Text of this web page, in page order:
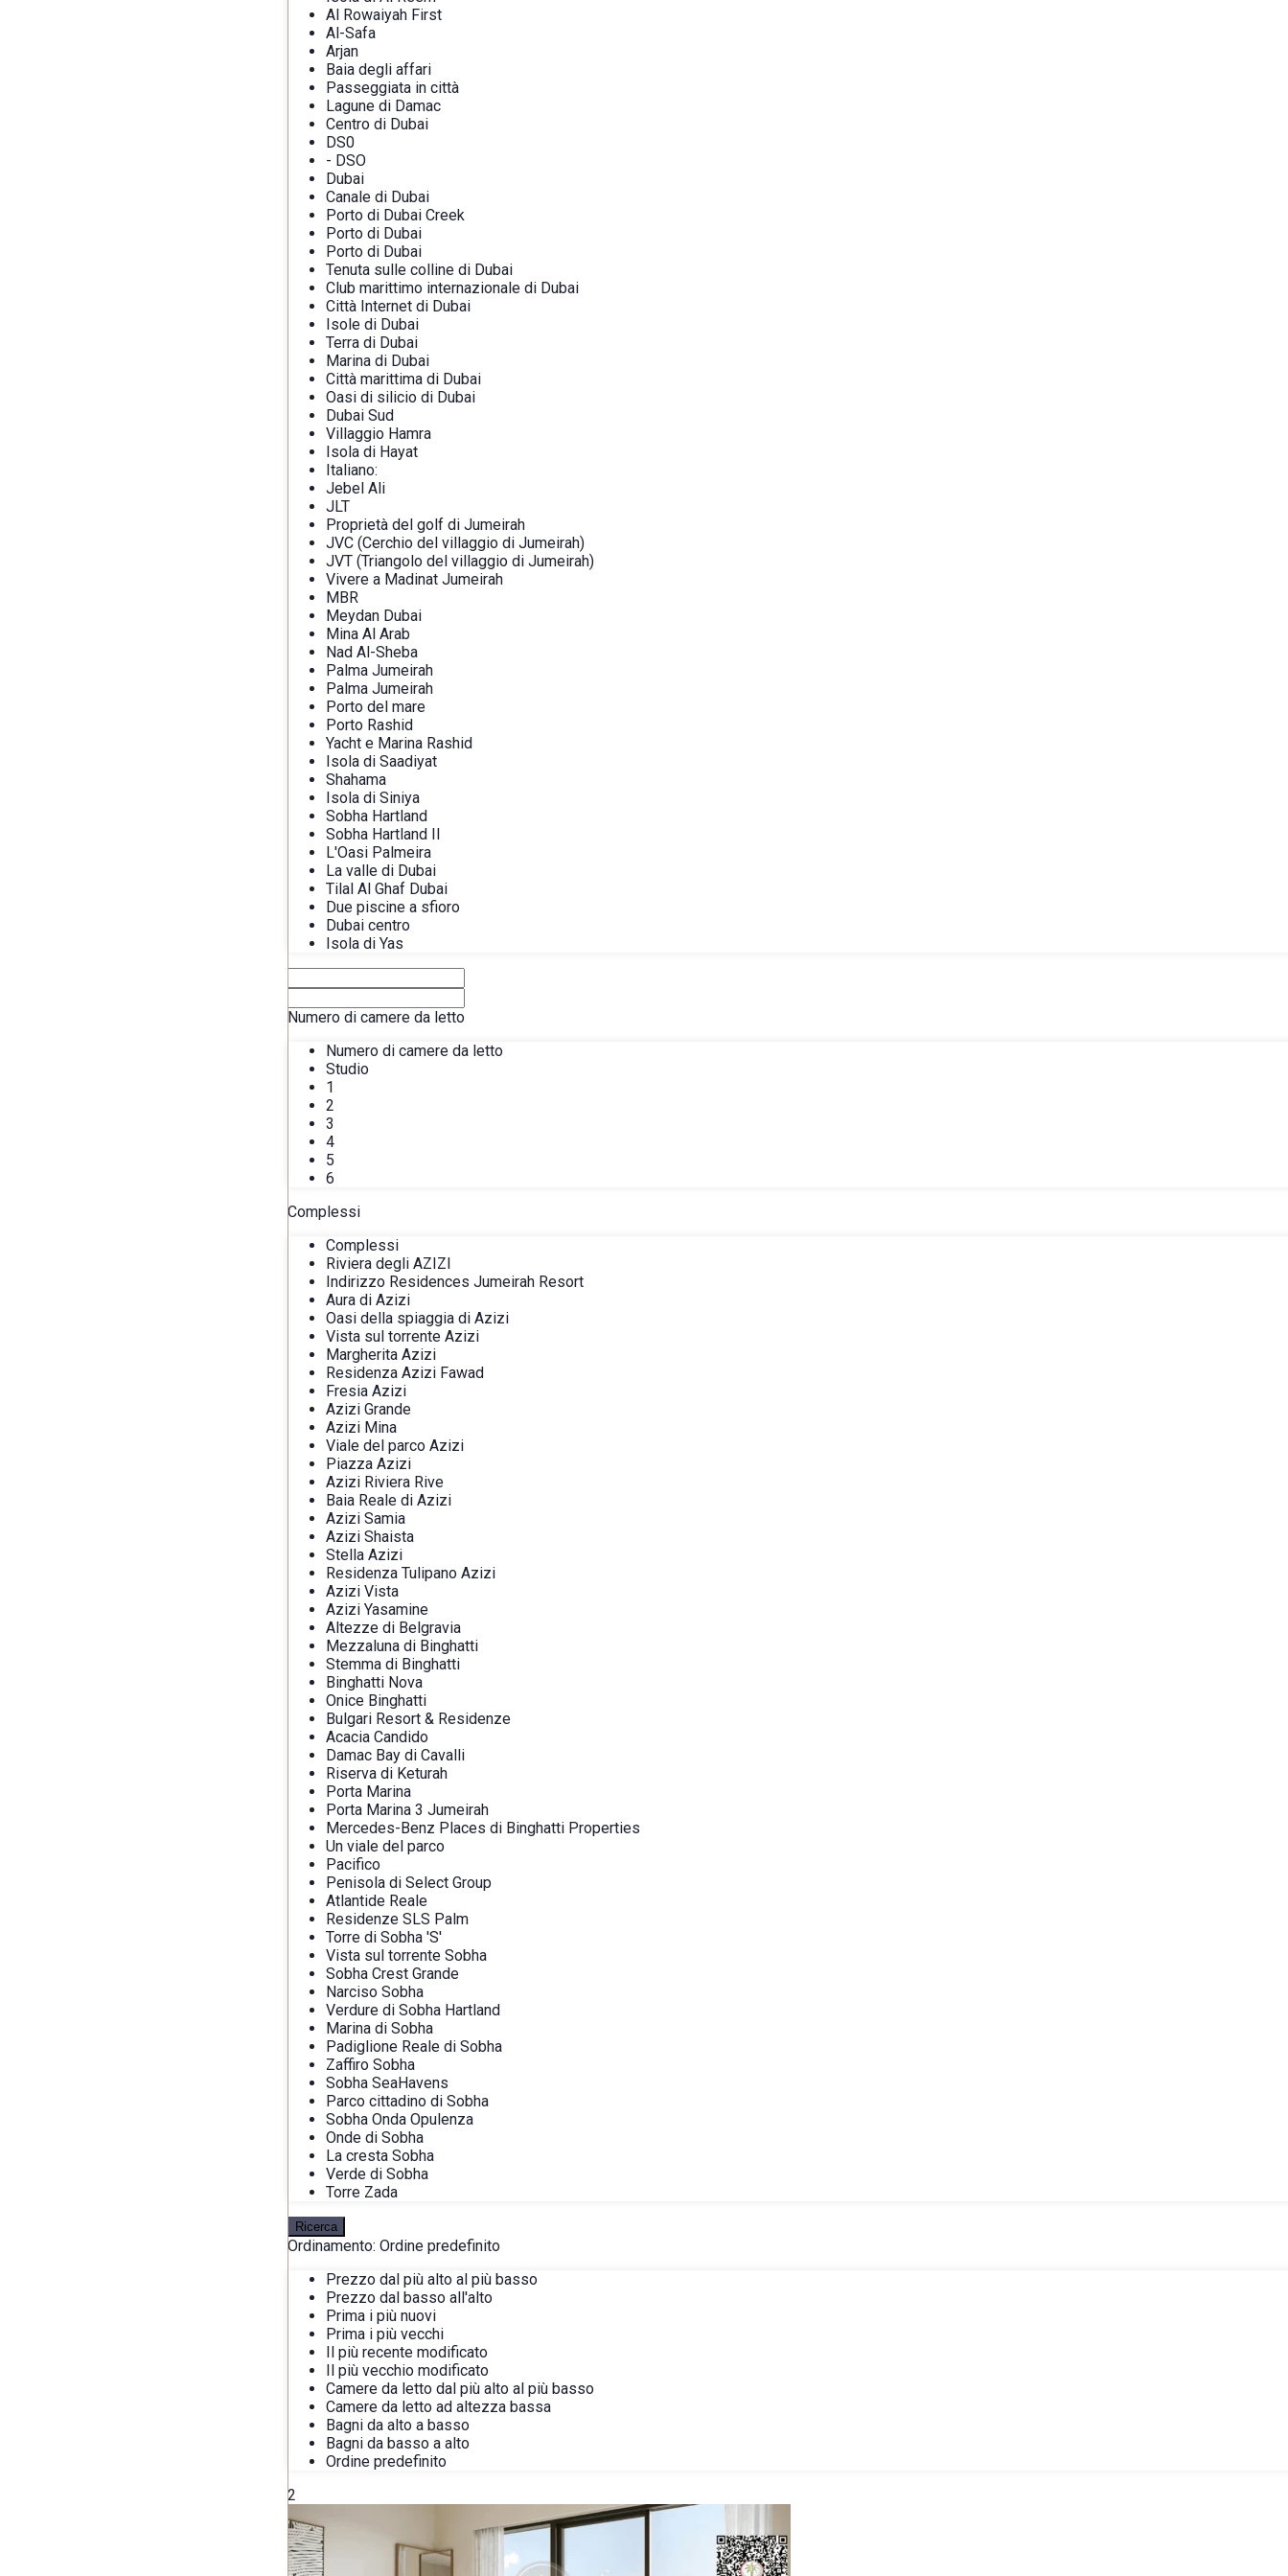
Al Rowaiyah First
Al-Safa
Arjan
Baia degli affari
Passeggiata in città
Lagune di Damac
Centro di Dubai
DS0
- DSO
Dubai
Canale di Dubai
Porto di Dubai Creek
Porto di Dubai
Porto di Dubai
Tenuta sulle colline di Dubai
Club marittimo internazionale di Dubai
Città Internet di Dubai
Isole di Dubai
Terra di Dubai
Marina di Dubai
Città marittima di Dubai
Oasi di silicio di Dubai
Dubai Sud
Villaggio Hamra
Isola di Hayat
Italiano:
Jebel Ali
JLT
Proprietà del golf di Jumeirah
JVC (Cerchio del villaggio di Jumeirah)
JVT (Triangolo del villaggio di Jumeirah)
Vivere a Madinat Jumeirah
MBR
Meydan Dubai
Mina Al Arab
Nad Al-Sheba
Palma Jumeirah
Palma Jumeirah
Porto del mare
Porto Rashid
Yacht e Marina Rashid
Isola di Saadiyat
Shahama
Isola di Siniya
Sobha Hartland
Sobha Hartland II
L'Oasi Palmeira
La valle di Dubai
Tilal Al Ghaf Dubai
Due piscine a sfioro
Dubai centro
Isola di Yas
Numero di camere da letto
Numero di camere da letto
Studio
1
2
3
4
5
6
Complessi
Complessi
Riviera degli AZIZI
Indirizzo Residences Jumeirah Resort
Aura di Azizi
Oasi della spiaggia di Azizi
Vista sul torrente Azizi
Margherita Azizi
Residenza Azizi Fawad
Fresia Azizi
Azizi Grande
Azizi Mina
Viale del parco Azizi
Piazza Azizi
Azizi Riviera Rive
Baia Reale di Azizi
Azizi Samia
Azizi Shaista
Stella Azizi
Residenza Tulipano Azizi
Azizi Vista
Azizi Yasamine
Altezze di Belgravia
Mezzaluna di Binghatti
Stemma di Binghatti
Binghatti Nova
Onice Binghatti
Bulgari Resort & Residenze
Acacia Candido
Damac Bay di Cavalli
Riserva di Keturah
Porta Marina
Porta Marina 3 Jumeirah
Mercedes-Benz Places di Binghatti Properties
Un viale del parco
Pacifico
Penisola di Select Group
Atlantide Reale
Residenze SLS Palm
Torre di Sobha 'S'
Vista sul torrente Sobha
Sobha Crest Grande
Narciso Sobha
Verdure di Sobha Hartland
Marina di Sobha
Padiglione Reale di Sobha
Zaffiro Sobha
Sobha SeaHavens
Parco cittadino di Sobha
Sobha Onda Opulenza
Onde di Sobha
La cresta Sobha
Verde di Sobha
Torre Zada
Ricerca
Ordinamento: Ordine predefinito
Prezzo dal più alto al più basso
Prezzo dal basso all'alto
Prima i più nuovi
Prima i più vecchi
Il più recente modificato
Il più vecchio modificato
Camere da letto dal più alto al più basso
Camere da letto ad altezza bassa
Bagni da alto a basso
Bagni da basso a alto
Ordine predefinito
2